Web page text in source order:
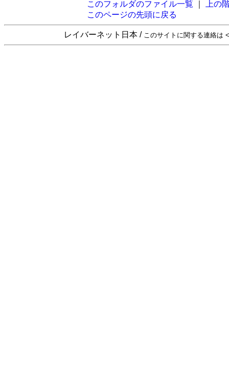
このフォルダのファイル一覧
上の
このページの先頭に戻る
レイバーネット日本 / このサイトに関する連絡は